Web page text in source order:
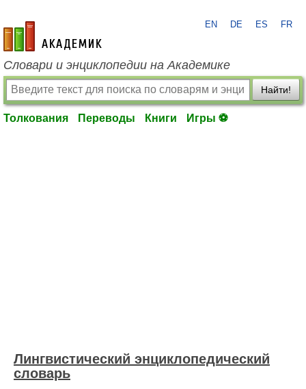
academic.ru
EN DE ES FR
Словари и энциклопедии на Академике
Найти!
Толкования Переводы Книги Игры ⚽
Лингвистический энциклопедический
словарь